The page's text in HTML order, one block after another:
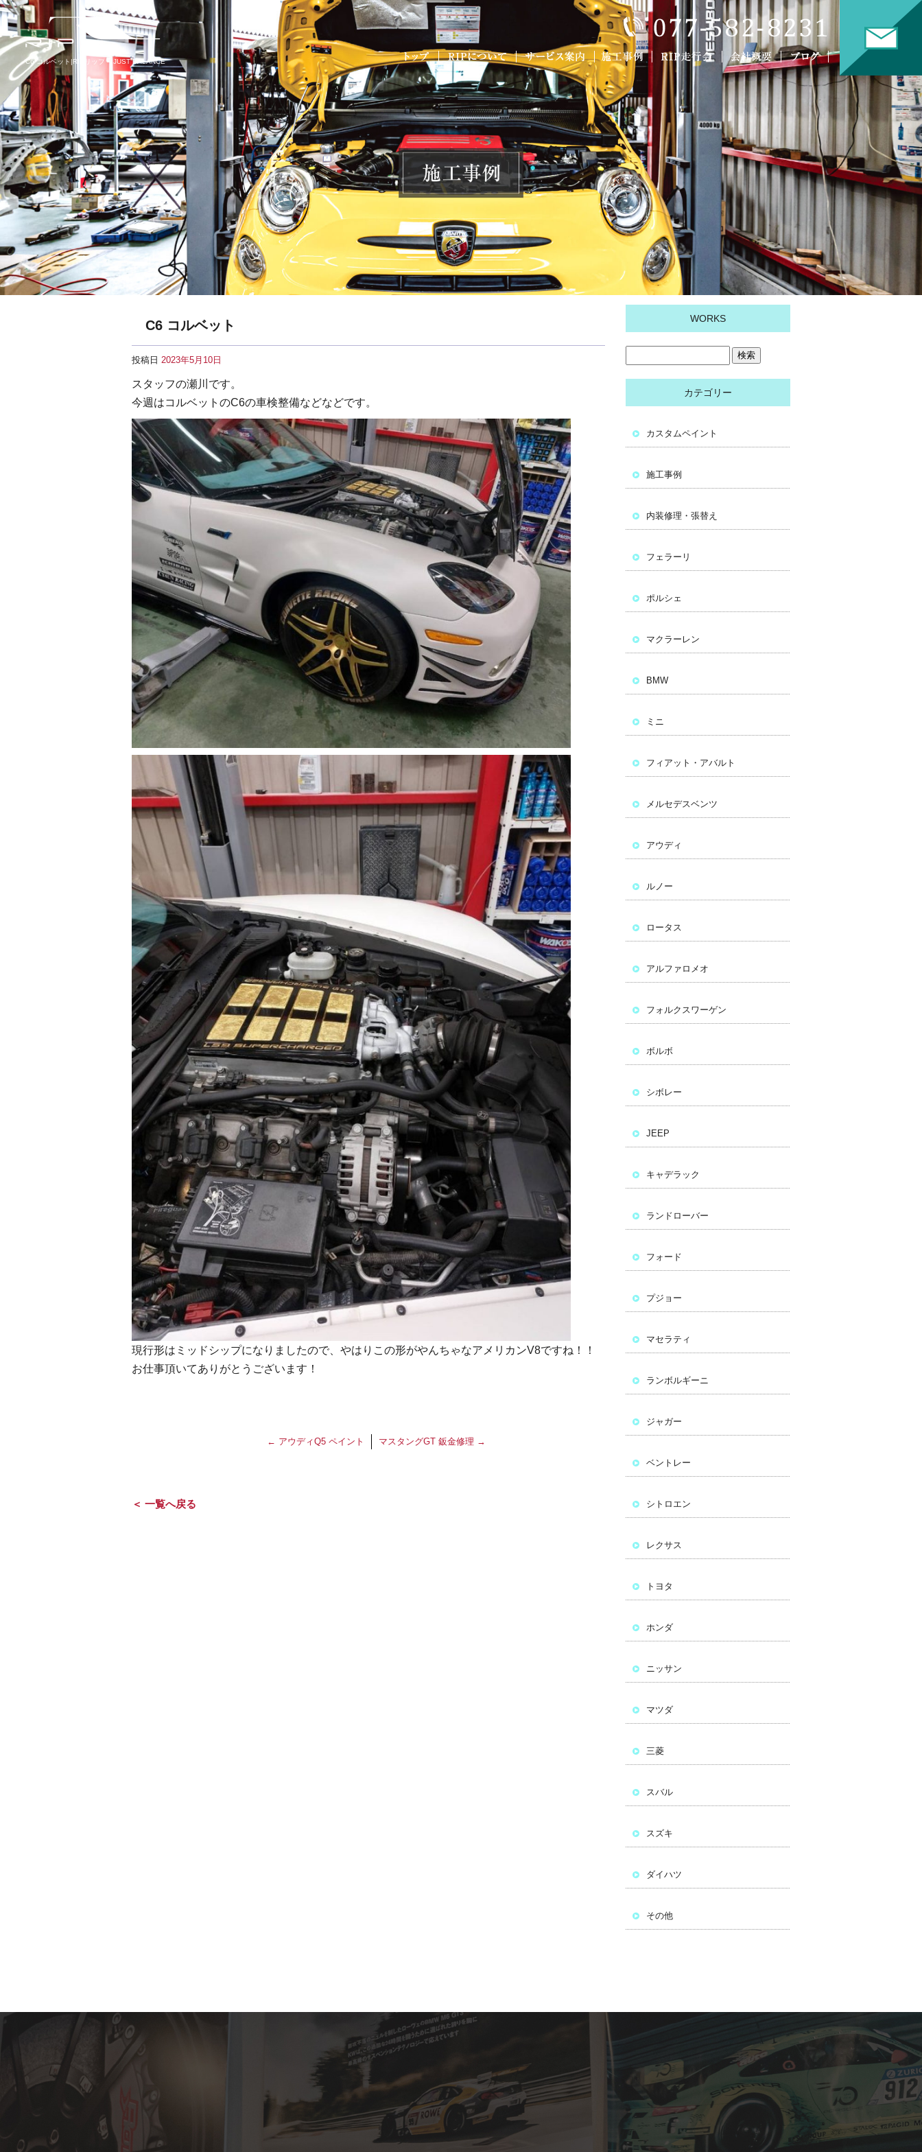
C6 コルベット|RIPリップ – JUST BALANCE
C6 コルベット
投稿日 2023年5月10日
スタッフの瀬川です。
今週はコルベットのC6の車検整備などなどです。
現行形はミッドシップになりましたので、やはりこの形がやんちゃなアメリカンV8ですね！！
お仕事頂いてありがとうございます！
← アウディQ5 ペイント マスタングGT 鈑金修理 →
＜ 一覧へ戻る
WORKS
カテゴリー
カスタムペイント
施工事例
内装修理・張替え
フェラーリ
ポルシェ
マクラーレン
BMW
ミニ
フィアット・アバルト
メルセデスベンツ
アウディ
ルノー
ロータス
アルファロメオ
フォルクスワーゲン
ボルボ
シボレー
JEEP
キャデラック
ランドローバー
フォード
プジョー
マセラティ
ランボルギーニ
ジャガー
ベントレー
シトロエン
レクサス
トヨタ
ホンダ
ニッサン
マツダ
三菱
スバル
スズキ
ダイハツ
その他